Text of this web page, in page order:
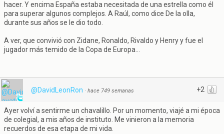
hacer. Y encima España estaba necesitada de una estrella como él
para superar algunos complejos. A Raúl, como dice De la olla,
durante sus años se le dio todo.
A ver, que convivió con Zidane, Ronaldo, Rivaldo y Henry y fue el
jugador más temido de la Copa de Europa...
+2
@DavidLeonRon · hace 749 semanas
Ayer volví a sentirme un chavalillo. Por un momento, viajé a mi época
de colegial, a mis años de instituto. Me vinieron a la memoria
recuerdos de esa etapa de mi vida.